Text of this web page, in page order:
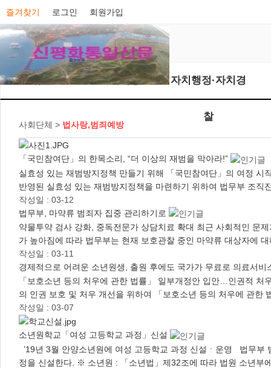
즐겨찾기 로그인 회원가입
뉴스 가치의창조 자치행정·자치경
찰
사회단체 > 법사랑,범죄예방
「국민참여단」의 한목소리, “더 이상의 재범을 막아라!”
실효성 있는 재범방지정책 만들기 위해 「국민참여단」의 여정
반영된 실효성 있는 재범방지정책을 마련하기 위하여 법무부 조
작성일 : 03-12
법무부, 마약류 범죄자 집중 관리하기로
약물투약 검사 강화, 중독전문가 상담치료 확대 최근 사회적인 문
가 높아짐에 따라 법무부는 현재 보호관찰 중인 마약류 대상자에
작성일 : 03-11
경제적으로 어려운 소년원생, 출원 후에도 국가가 무료로 의료서
「보호소년 등의 처우에 관한 법률」 일부개정안 입안…인권적
의 인권 보호 및 처우 개선을 위하여 「보호소년 등의 처우에 관한
작성일 : 03-07
소년원학교「여성 고등학교 과정」신설
’19년 3월 안양소년원에 여성 고등학교 과정 신설ㆍ운영 법무
정을 신설한다. ※ 소년원 : 「소년법」제32조에 따라 법원 소년부